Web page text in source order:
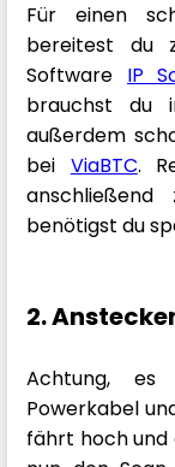
Für einen
bereitest du
Software IP
brauchst du
außerdem
bei ViaBTC.
anschließend
benötigst du
2.
Achtung,
Powerkabel
fährt hoch und